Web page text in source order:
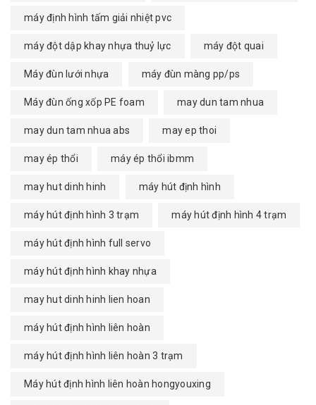
máy định hình tấm giải nhiệt pvc
máy đột dập khay nhựa thuỷ lực máy đột quai
Máy đùn lưới nhựa máy đùn màng pp/ps
Máy đùn ống xốp PE foam may dun tam nhua
may dun tam nhua abs may ep thoi
may ép thổi máy ép thổi ibmm
may hut dinh hinh máy hút định hình
máy hút định hình 3 trạm máy hút định hình 4 trạm
máy hút định hình full servo
máy hút định hình khay nhựa
may hut dinh hinh lien hoan
máy hút định hình liên hoàn
máy hút định hình liên hoàn 3 trạm
Máy hút định hình liên hoàn hongyouxing